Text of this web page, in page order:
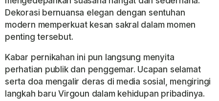
Dekorasi bernuansa elegan dengan sentuhan
modern memperkuat kesan sakral dalam momen
penting tersebut.
Kabar pernikahan ini pun langsung menyita
perhatian publik dan penggemar. Ucapan selamat
serta doa mengalir deras di media sosial, mengiringi
langkah baru Virgoun dalam kehidupan pribadinya.